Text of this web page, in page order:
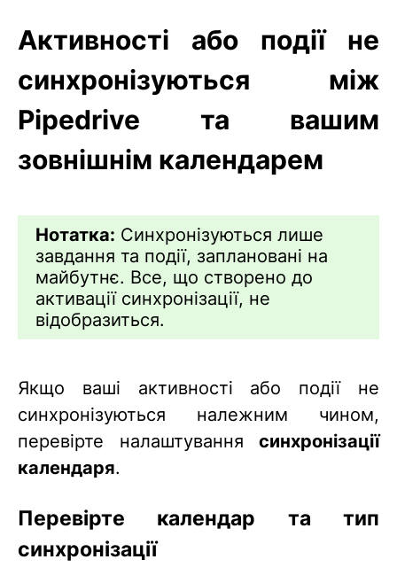
Активності або події не
синхронізуються між
Pipedrive та вашим
зовнішнім календарем
Нотатка: Синхронізуються лише
завдання та події, заплановані на
майбутнє. Все, що створено до
активації синхронізації, не
відобразиться.
Якщо ваші активності або події не
синхронізуються належним чином,
перевірте налаштування синхронізації
календаря.
Перевірте календар та тип
синхронізації